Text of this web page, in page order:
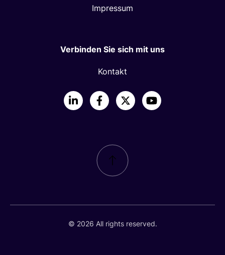
Impressum
Verbinden Sie sich mit uns
Kontakt
LinkedInFacebook X YouTube
© 2026 All rights reserved.